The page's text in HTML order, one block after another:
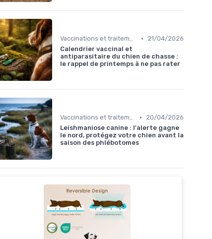
Vaccinations et traitements antiparasitaires •
21/04/2026
Calendrier vaccinal et
antiparasitaire du chien de chasse :
le rappel de printemps à ne pas rater
Vaccinations et traitements antiparasitaires •
20/04/2026
Leishmaniose canine : l'alerte gagne
le nord, protégez votre chien avant la
saison des phlébotomes